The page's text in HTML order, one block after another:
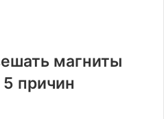
магниты
причин